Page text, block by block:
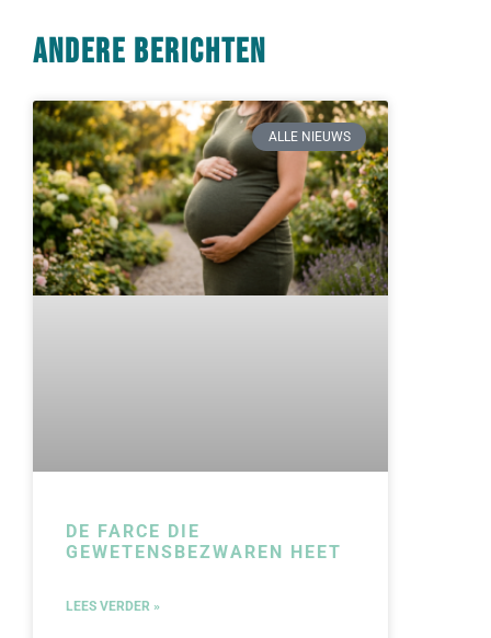
Andere berichten
ALLE NIEUWS
DE FARCE DIE
GEWETENSBEZWAREN HEET
LEES VERDER »